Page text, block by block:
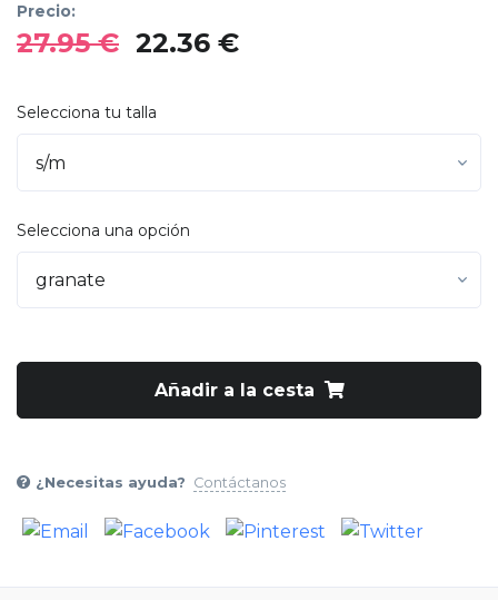
Precio:
27.95 € 22.36 €
Selecciona tu talla
Selecciona una opción
Añadir a la cesta
¿Necesitas ayuda? Contáctanos